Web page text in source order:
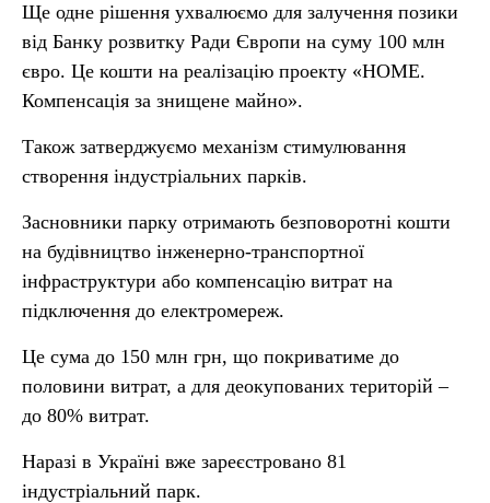
Ще одне рішення ухвалюємо для залучення позики
від Банку розвитку Ради Європи на суму 100 млн
євро. Це кошти на реалізацію проекту «НОМЕ.
Компенсація за знищене майно».
Також затверджуємо механізм стимулювання
створення індустріальних парків.
Засновники парку отримають безповоротні кошти
на будівництво інженерно-транспортної
інфраструктури або компенсацію витрат на
підключення до електромереж.
Це сума до 150 млн грн, що покриватиме до
половини витрат, а для деокупованих територій –
до 80% витрат.
Наразі в Україні вже зареєстровано 81
індустріальний парк.